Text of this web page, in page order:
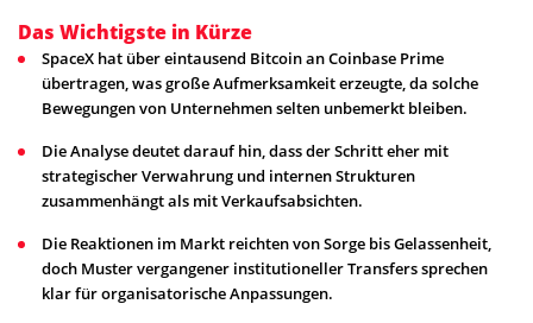
Das Wichtigste in Kürze
SpaceX hat über eintausend Bitcoin an Coinbase Prime
übertragen, was große Aufmerksamkeit erzeugte, da solche
Bewegungen von Unternehmen selten unbemerkt bleiben.
Die Analyse deutet darauf hin, dass der Schritt eher mit
strategischer Verwahrung und internen Strukturen
zusammenhängt als mit Verkaufsabsichten.
Die Reaktionen im Markt reichten von Sorge bis Gelassenheit,
doch Muster vergangener institutioneller Transfers sprechen
klar für organisatorische Anpassungen.